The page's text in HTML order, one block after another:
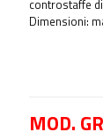
controstaffe
Dimensioni:
MOD.